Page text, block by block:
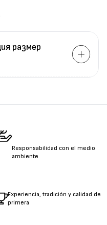
размер
Responsabilidad con el medio
ambiente
Experiencia, tradición y calidad de
primera